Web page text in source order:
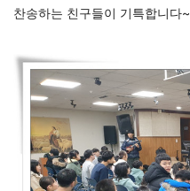
찬송하는 친구들이 기특합니다~